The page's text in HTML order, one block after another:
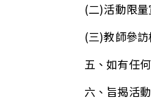
(二)活動限
(三)教師參
五、如有任
六、旨揭活